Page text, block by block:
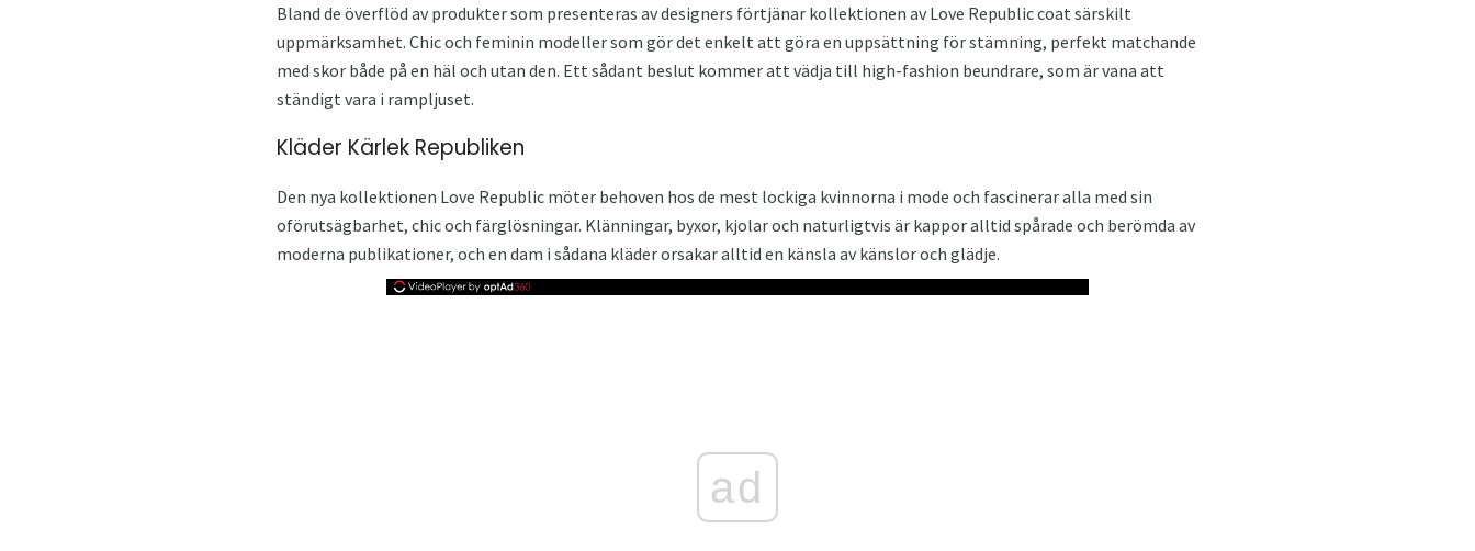
Bland de överflöd av produkter som presenteras av designers förtjänar kollektionen av Love Republic coat särskilt
uppmärksamhet. Chic och feminin modeller som gör det enkelt att göra en uppsättning för stämning, perfekt matchande
med skor både på en häl och utan den. Ett sådant beslut kommer att vädja till high-fashion beundrare, som är vana att
ständigt vara i rampljuset.
Kläder Kärlek Republiken
Den nya kollektionen Love Republic möter behoven hos de mest lockiga kvinnorna i mode och fascinerar alla med sin
oförutsägbarhet, chic och färglösningar. Klänningar, byxor, kjolar och naturligtvis är kappor alltid spårade och berömda av
moderna publikationer, och en dam i sådana kläder orsakar alltid en känsla av känslor och glädje.
ad